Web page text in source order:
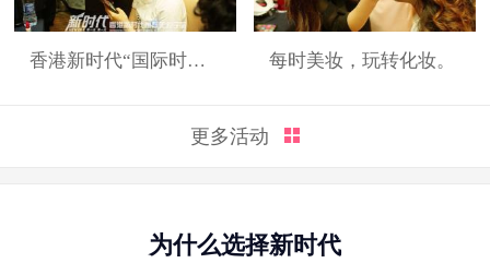
香港新时代“国际时装周”展演造型 每时美妆，玩转化妆。
更多活动
为什么选择新时代